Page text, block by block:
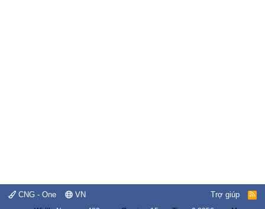
CNG - One VN Trợ giúp
R